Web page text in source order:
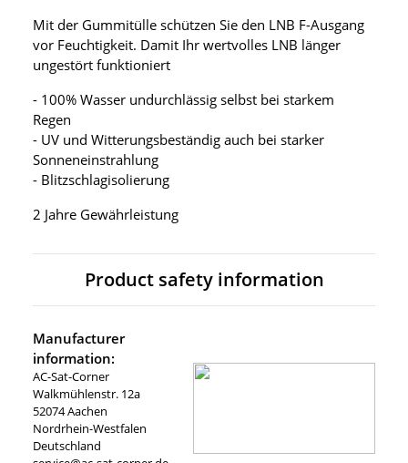
Mit der Gummitülle schützen Sie den LNB F-Ausgang
vor Feuchtigkeit. Damit Ihr wertvolles LNB länger
ungestört funktioniert
- 100% Wasser undurchlässig selbst bei starkem
Regen
- UV und Witterungsbeständig auch bei starker
Sonneneinstrahlung
- Blitzschlagisolierung
2 Jahre Gewährleistung
Product safety information
Manufacturer
information:
AC-Sat-Corner
Walkmühlenstr. 12a
52074 Aachen
Nordrhein-Westfalen
Deutschland